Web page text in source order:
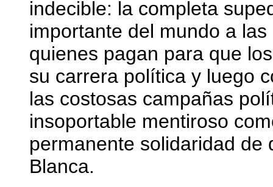
indecible: la completa
importante del mundo a
quienes pagan para que
su carrera política y luego
las costosas campañas
insoportable mentiroso
permanente solidaridad de
Blanca.